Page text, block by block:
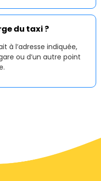
du taxi ?
à l’adresse indiquée,
ou d’un autre point